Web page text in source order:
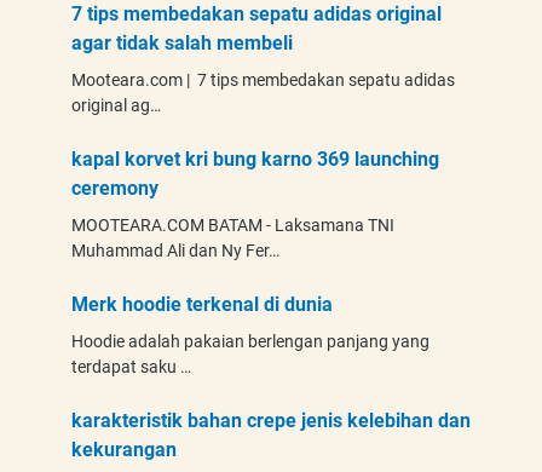
7 tips membedakan sepatu adidas original
agar tidak salah membeli
Mooteara.com | 7 tips membedakan sepatu adidas
original ag…
kapal korvet kri bung karno 369 launching
ceremony
MOOTEARA.COM BATAM - Laksamana TNI
Muhammad Ali dan Ny Fer…
Merk hoodie terkenal di dunia
Hoodie adalah pakaian berlengan panjang yang
terdapat saku …
karakteristik bahan crepe jenis kelebihan dan
kekurangan